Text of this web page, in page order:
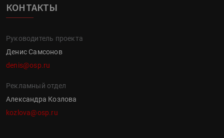
КОНТАКТЫ
Руководитель проекта
Денис Самсонов
denis@osp.ru
Рекламный отдел
Александра Козлова
kozlova@osp.ru